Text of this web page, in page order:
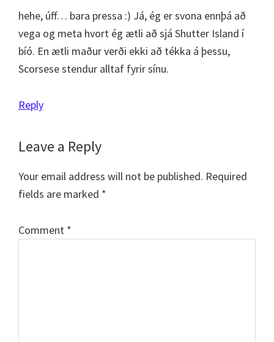
hehe, úff… bara pressa :) Já, ég er svona ennþá að
vega og meta hvort ég ætli að sjá Shutter Island í
bíó. En ætli maður verði ekki að tékka á þessu,
Scorsese stendur alltaf fyrir sínu.
Reply
Leave a Reply
Your email address will not be published. Required
fields are marked *
Comment *